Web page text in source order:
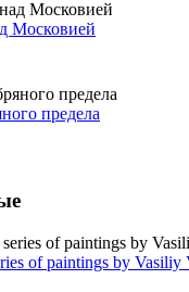
Московией
предела
of paintings by Vasiliy